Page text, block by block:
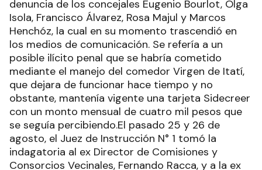
denuncia de los concejales Eugenio Bourlot, Olga
Isola, Francisco Álvarez, Rosa Majul y Marcos
Henchóz, la cual en su momento trascendió en
los medios de comunicación. Se refería a un
posible ilícito penal que se habría cometido
mediante el manejo del comedor Virgen de Itatí,
que dejara de funcionar hace tiempo y no
obstante, mantenía vigente una tarjeta Sidecreer
con un monto mensual de cuatro mil pesos que
se seguía percibiendo.El pasado 25 y 26 de
agosto, el Juez de Instrucción N° 1 tomó la
indagatoria al ex Director de Comisiones y
Consorcios Vecinales, Fernando Racca, y a la ex